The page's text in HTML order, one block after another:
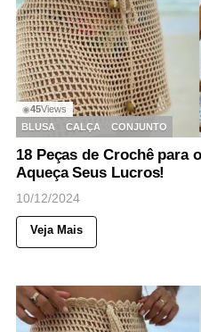
◉45Views
BLUSA
CALÇA CONJUNTO
18 Peças de Crochê para
Aqueça Seus Lucros!
10/12/2024
Veja Mais